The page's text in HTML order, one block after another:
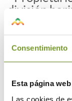
Consentimiento
Esta página
Las cookies de
división
-
•
unifamiliares)
Requisitos
su vivienda